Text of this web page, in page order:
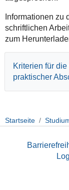
Informationen zu
schriftlichen
zum
Kriterien für
praktischer
Startseite